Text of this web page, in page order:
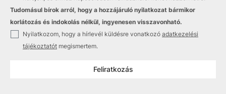
Tudomásul bírok arról, hogy a hozzájáruló nyilatkozat bármikor
korlátozás és indokolás nélkül, ingyenesen visszavonható.
✓ Nyilatkozom, hogy a hírlevél küldésre vonatkozó adatkezelési
tájékoztatót megismertem.
Feliratkozás